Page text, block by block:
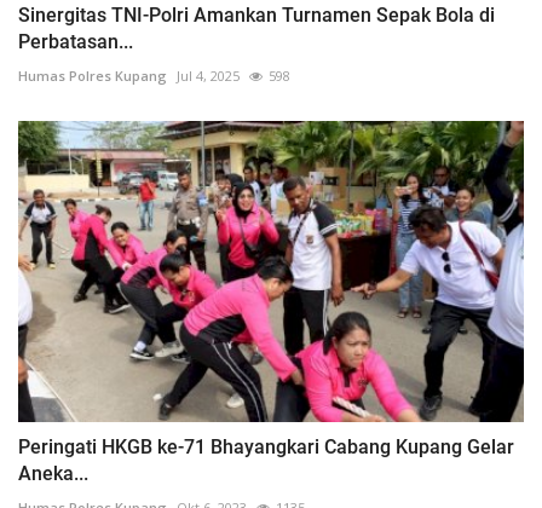
Sinergitas TNI-Polri Amankan Turnamen Sepak Bola di
Perbatasan...
Humas Polres Kupang Jul 4, 2025 598
Peringati HKGB ke-71 Bhayangkari Cabang Kupang Gelar
Aneka...